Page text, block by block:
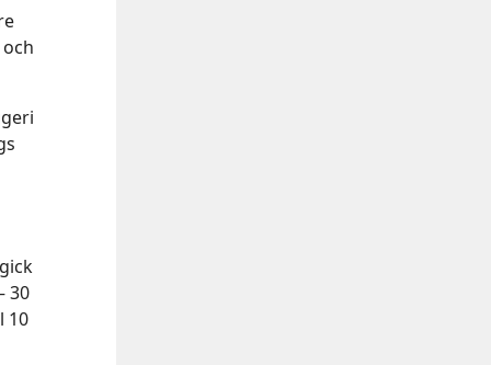
30
10